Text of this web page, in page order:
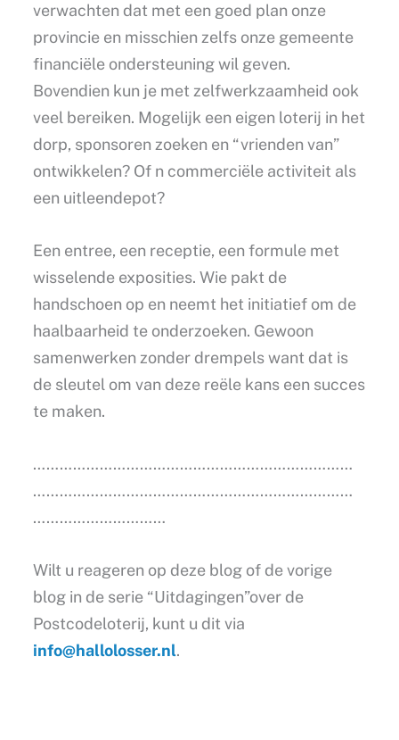
verwachten dat met een goed plan onze
provincie en misschien zelfs onze gemeente
financiële ondersteuning wil geven.
Bovendien kun je met zelfwerkzaamheid ook
veel bereiken. Mogelijk een eigen loterij in het
dorp, sponsoren zoeken en “vrienden van”
ontwikkelen? Of n commerciële activiteit als
een uitleendepot?
Een entree, een receptie, een formule met
wisselende exposities. Wie pakt de
handschoen op en neemt het initiatief om de
haalbaarheid te onderzoeken. Gewoon
samenwerken zonder drempels want dat is
de sleutel om van deze reële kans een succes
te maken.
………………………………………………………………
………………………………………………………………
…………………………
Wilt u reageren op deze blog of de vorige
blog in de serie “Uitdagingen”over de
Postcodeloterij, kunt u dit via
info@hallolosser.nl.